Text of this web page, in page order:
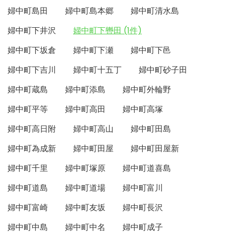
婦中町島田
婦中町島本郷
婦中町清水島
婦中町下井沢
婦中町下轡田 (1件)
婦中町下坂倉
婦中町下瀬
婦中町下邑
婦中町下吉川
婦中町十五丁
婦中町砂子田
婦中町蔵島
婦中町添島
婦中町外輪野
婦中町平等
婦中町高田
婦中町高塚
婦中町高日附
婦中町高山
婦中町田島
婦中町為成新
婦中町田屋
婦中町田屋新
婦中町千里
婦中町塚原
婦中町道喜島
婦中町道島
婦中町道場
婦中町富川
婦中町富崎
婦中町友坂
婦中町長沢
婦中町中島
婦中町中名
婦中町成子